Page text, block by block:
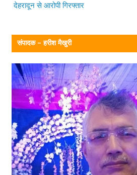
देहरादून से आरोपी गिरफ्तार
संपादक – हरीश मैखुरी